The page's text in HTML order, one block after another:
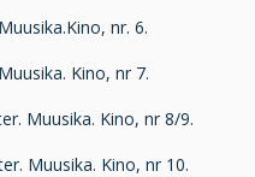
nr. 6.
Kino, nr 7.
Muusika. Kino, nr 8/9.
Muusika. Kino, nr 10.